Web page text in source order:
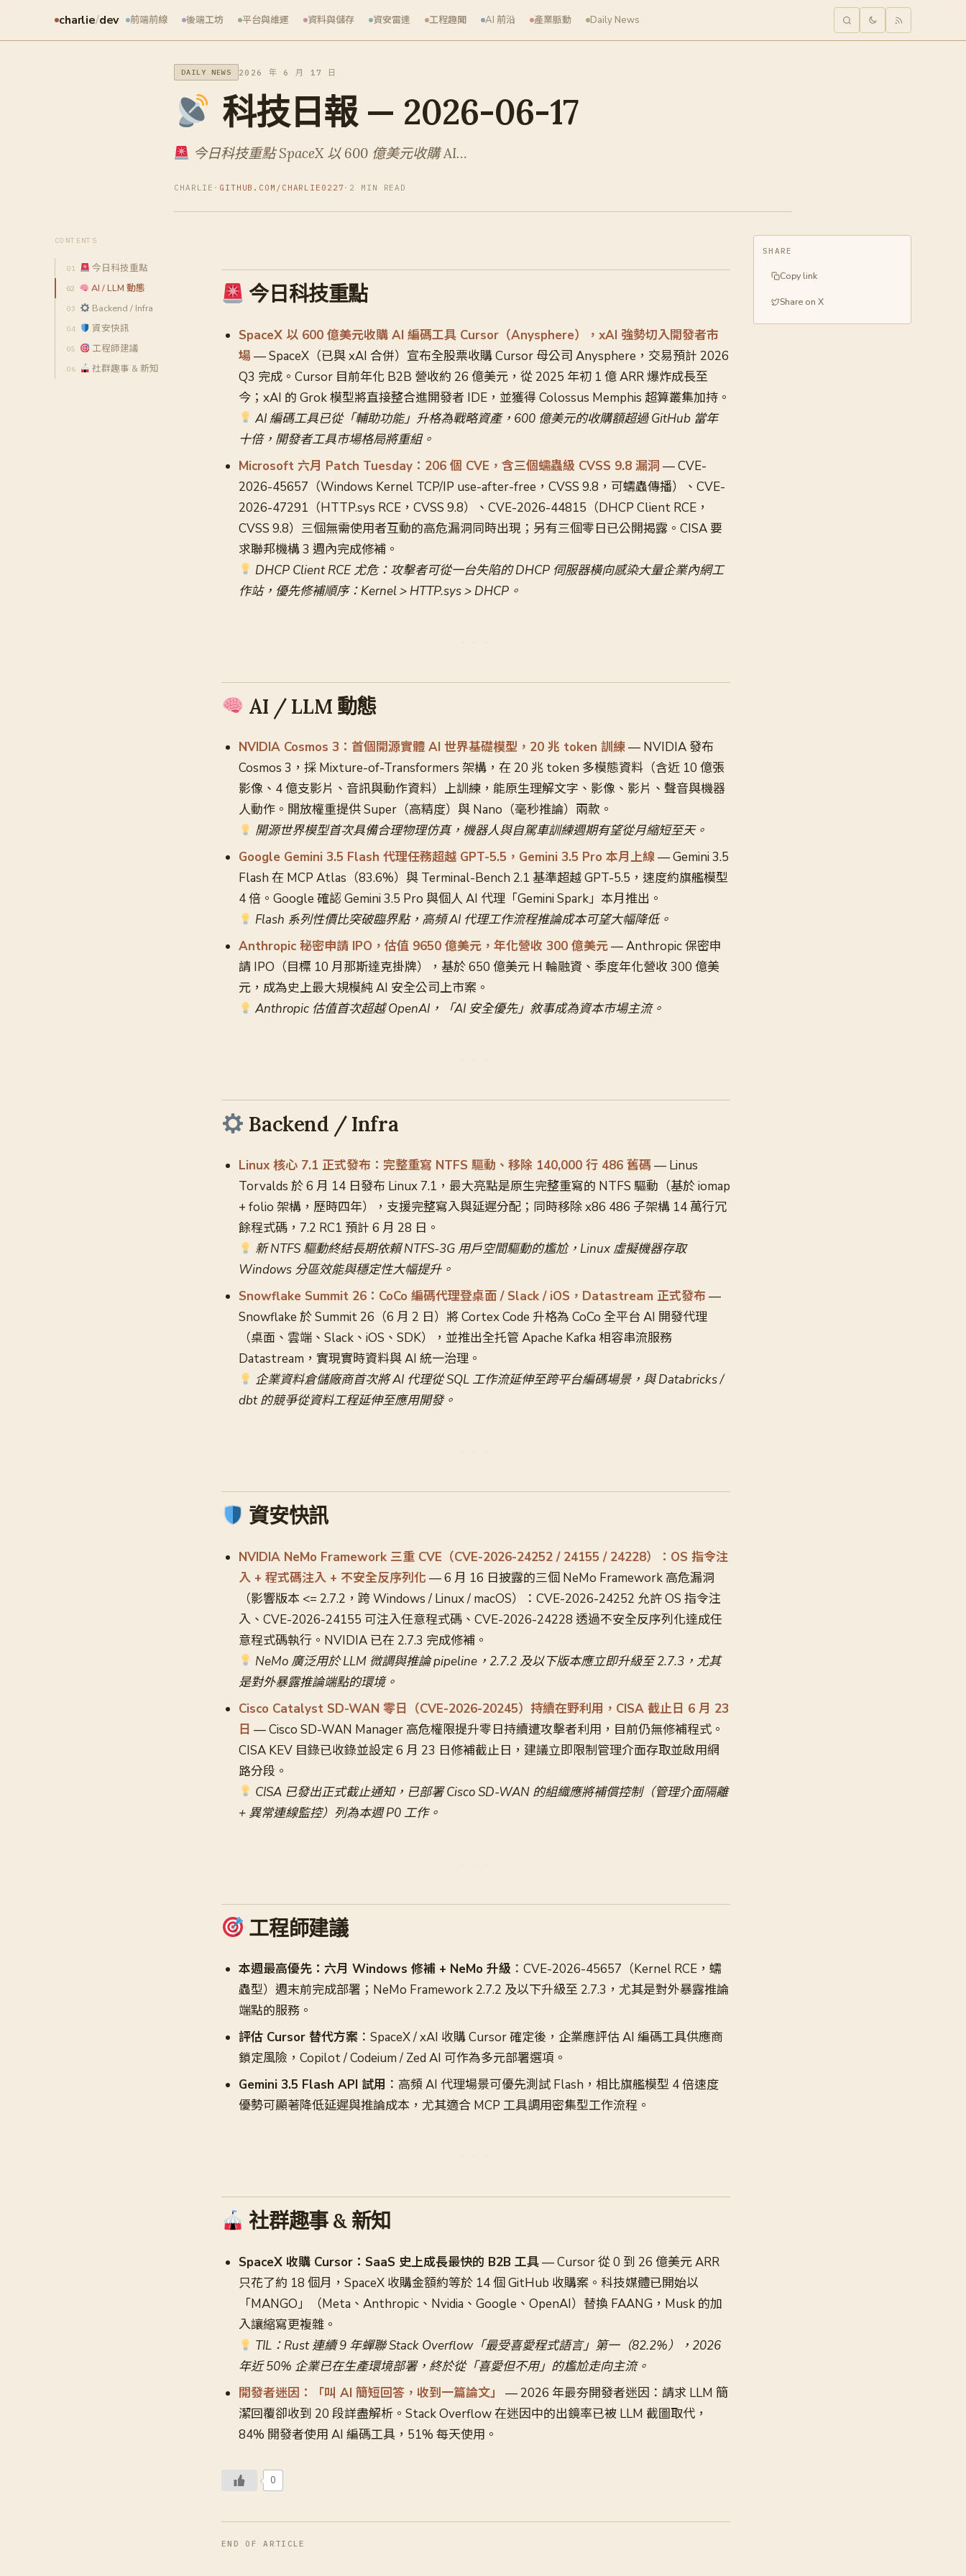
charlie/dev 前端前線 後端工坊 平台與維運 資料與儲存 資安雷達 工程趣聞 AI 前沿 產業脈動 Daily News
DAILY NEWS 2026 年 6 月 17 日
科技日報 — 2026-06-17
今日科技重點 SpaceX 以 600 億美元收購 AI…
CHARLIE · GITHUB.COM/CHARLIE0227 · 2 MIN READ
CONTENTS
今日科技重點
AI / LLM 動態
Backend / Infra
資安快訊
工程師建議
社群趣事 & 新知
今日科技重點
SpaceX 以 600 億美元收購 AI 編碼工具 Cursor（Anysphere），xAI 強勢切入開發者市
場 — SpaceX（已與 xAI 合併）宣布全股票收購 Cursor 母公司 Anysphere，交易預計 2026
Q3 完成。Cursor 目前年化 B2B 營收約 26 億美元，從 2025 年初 1 億 ARR 爆炸成長至
今；xAI 的 Grok 模型將直接整合進開發者 IDE，並獲得 Colossus Memphis 超算叢集加持。
AI 編碼工具已從「輔助功能」升格為戰略資產，600 億美元的收購額超過 GitHub 當年
十倍，開發者工具市場格局將重組。
Microsoft 六月 Patch Tuesday：206 個 CVE，含三個蠕蟲級 CVSS 9.8 漏洞 — CVE-
2026-45657（Windows Kernel TCP/IP use-after-free，CVSS 9.8，可蠕蟲傳播）、CVE-
2026-47291（HTTP.sys RCE，CVSS 9.8）、CVE-2026-44815（DHCP Client RCE，
CVSS 9.8）三個無需使用者互動的高危漏洞同時出現；另有三個零日已公開揭露。CISA 要
求聯邦機構 3 週內完成修補。
DHCP Client RCE 尤危：攻擊者可從一台失陷的 DHCP 伺服器橫向感染大量企業內網工
作站，優先修補順序：Kernel > HTTP.sys > DHCP。
AI / LLM 動態
NVIDIA Cosmos 3：首個開源實體 AI 世界基礎模型，20 兆 token 訓練— NVIDIA 發布
Cosmos 3，採 Mixture-of-Transformers 架構，在 20 兆 token 多模態資料（含近 10 億張
影像、4 億支影片、音訊與動作資料）上訓練，能原生理解文字、影像、影片、聲音與機器
人動作。開放權重提供 Super（高精度）與 Nano（毫秒推論）兩款。
開源世界模型首次具備合理物理仿真，機器人與自駕車訓練週期有望從月縮短至天。
Google Gemini 3.5 Flash 代理任務超越 GPT-5.5，Gemini 3.5 Pro 本月上線— Gemini 3.5
Flash 在 MCP Atlas（83.6%）與 Terminal-Bench 2.1 基準超越 GPT-5.5，速度約旗艦模型
4 倍。Google 確認 Gemini 3.5 Pro 與個人 AI 代理「Gemini Spark」本月推出。
Flash 系列性價比突破臨界點，高頻 AI 代理工作流程推論成本可望大幅降低。
Anthropic 秘密申請 IPO，估值 9650 億美元，年化營收 300 億美元— Anthropic 保密申
請 IPO（目標 10 月那斯達克掛牌），基於 650 億美元 H 輪融資、季度年化營收 300 億美
元，成為史上最大規模純 AI 安全公司上市案。
Anthropic 估值首次超越 OpenAI，「AI 安全優先」敘事成為資本市場主流。
Backend / Infra
Linux 核心 7.1 正式發布：完整重寫 NTFS 驅動、移除 140,000 行 486 舊碼 — Linus
Torvalds 於 6 月 14 日發布 Linux 7.1，最大亮點是原生完整重寫的 NTFS 驅動（基於 iomap
+ folio 架構，歷時四年），支援完整寫入與延遲分配；同時移除 x86 486 子架構 14 萬行冗
餘程式碼，7.2 RC1 預計 6 月 28 日。
新 NTFS 驅動終結長期依賴 NTFS-3G 用戶空間驅動的尷尬，Linux 虛擬機器存取
Windows 分區效能與穩定性大幅提升。
Snowflake Summit 26：CoCo 編碼代理登桌面 / Slack / iOS，Datastream 正式發布 —
Snowflake 於 Summit 26（6 月 2 日）將 Cortex Code 升格為 CoCo 全平台 AI 開發代理
（桌面、雲端、Slack、iOS、SDK），並推出全托管 Apache Kafka 相容串流服務
Datastream，實現實時資料與 AI 統一治理。
企業資料倉儲廠商首次將 AI 代理從 SQL 工作流延伸至跨平台編碼場景，與 Databricks /
dbt 的競爭從資料工程延伸至應用開發。
資安快訊
NVIDIA NeMo Framework 三重 CVE（CVE-2026-24252 / 24155 / 24228）：OS 指令注
入 + 程式碼注入 + 不安全反序列化 — 6 月 16 日披露的三個 NeMo Framework 高危漏洞
（影響版本 <= 2.7.2，跨 Windows / Linux / macOS）：CVE-2026-24252 允許 OS 指令注
入、CVE-2026-24155 可注入任意程式碼、CVE-2026-24228 透過不安全反序列化達成任
意程式碼執行。NVIDIA 已在 2.7.3 完成修補。
NeMo 廣泛用於 LLM 微調與推論 pipeline，2.7.2 及以下版本應立即升級至 2.7.3，尤其
是對外暴露推論端點的環境。
Cisco Catalyst SD-WAN 零日（CVE-2026-20245）持續在野利用，CISA 截止日 6 月 23
日 — Cisco SD-WAN Manager 高危權限提升零日持續遭攻擊者利用，目前仍無修補程式。
CISA KEV 目錄已收錄並設定 6 月 23 日修補截止日，建議立即限制管理介面存取並啟用網
路分段。
CISA 已發出正式截止通知，已部署 Cisco SD-WAN 的組織應將補償控制（管理介面隔離
+ 異常連線監控）列為本週 P0 工作。
工程師建議
本週最高優先：六月 Windows 修補 + NeMo 升級 ：CVE-2026-45657（Kernel RCE，蠕
蟲型）週末前完成部署；NeMo Framework 2.7.2 及以下升級至 2.7.3，尤其是對外暴露推論
端點的服務。
評估 Cursor 替代方案 ：SpaceX / xAI 收購 Cursor 確定後，企業應評估 AI 編碼工具供應商
鎖定風險，Copilot / Codeium / Zed AI 可作為多元部署選項。
Gemini 3.5 Flash API 試用 ：高頻 AI 代理場景可優先測試 Flash，相比旗艦模型 4 倍速度
優勢可顯著降低延遲與推論成本，尤其適合 MCP 工具調用密集型工作流程。
社群趣事 & 新知
SpaceX 收購 Cursor：SaaS 史上成長最快的 B2B 工具— Cursor 從 0 到 26 億美元 ARR
只花了約 18 個月，SpaceX 收購金額約等於 14 個 GitHub 收購案。科技媒體已開始以
「MANGO」（Meta、Anthropic、Nvidia、Google、OpenAI）替換 FAANG，Musk 的加
入讓縮寫更複雜。
TIL：Rust 連續 9 年蟬聯 Stack Overflow「最受喜愛程式語言」第一（82.2%），2026
年近 50% 企業已在生產環境部署，終於從「喜愛但不用」的尷尬走向主流。
開發者迷因：「叫 AI 簡短回答，收到一篇論文」
— 2026 年最夯開發者迷因：請求 LLM 簡
潔回覆卻收到 20 段詳盡解析。Stack Overflow 在迷因中的出鏡率已被 LLM 截圖取代，
84% 開發者使用 AI 編碼工具，51% 每天使用。
0
END OF ARTICLE
SHARE
Copy link
Share on X